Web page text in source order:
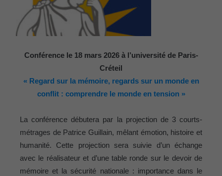
Région
Paris
de-
Conférence le 18 mars 2026 à l’université de Paris-
Créteil
« Regard sur la mémoire, regards sur un monde en
conflit : comprendre le monde en tension »
La conférence débutera par la projection de 3 courts-
métrages de Patrice Guillain, mêlant émotion, histoire et
humanité. Cette projection sera suivie d’un échange
avec le réalisateur et d’une table ronde sur le devoir de
mémoire et la sécurité nationale : importance dans le